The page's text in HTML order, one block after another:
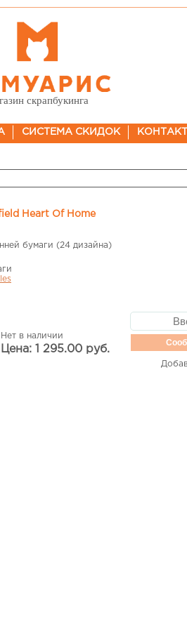
скрапбукинга
СИСТЕМА СКИДОК
Heart Of Home
бумаги (24 дизайна)
Нет в наличии
Цена: 1 295.00 руб.